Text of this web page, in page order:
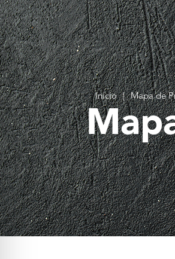
Inicio | Mapa de